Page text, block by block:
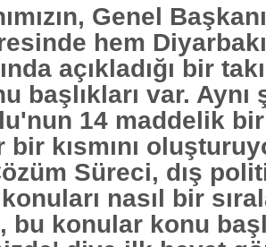
Genel
hem
açıkladığı bir
başlıkları var. Aynı
14 maddelik bir
kısmını
Süreci, dış
nasıl bir
bu konular konu